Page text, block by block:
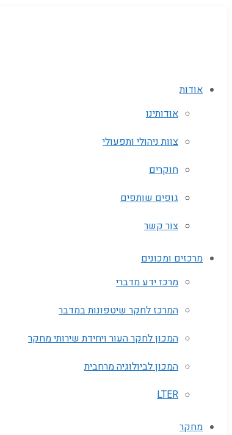
אודות
אודותינו
צוות ניהולי ותפעולי
חוקרים
גופים שותפים‬
צור קשר
מרכזים ומכונים
מרכז ידע מדברי
המרכז לחקר שיטפונות במדבר
המכון לחקר העור ויחידת שירותי מחקר
המכון לביולוגיה מרחבית
LTER
מחקר